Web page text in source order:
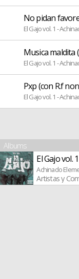
No pidan
El Gajo vol. 1 -
Musica maldita
El Gajo vol. 1 -
Pxp (con R.f
El Gajo vol. 1 -
Albums
El Gajo vol. 1
Achinado
Artistas y